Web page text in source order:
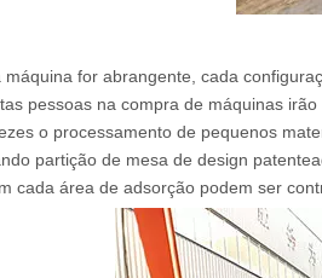
máquina for abrangente, cada
pessoas na compra de máquinas
o processamento de pequenos
partição de mesa de design
cada área de adsorção podem ser